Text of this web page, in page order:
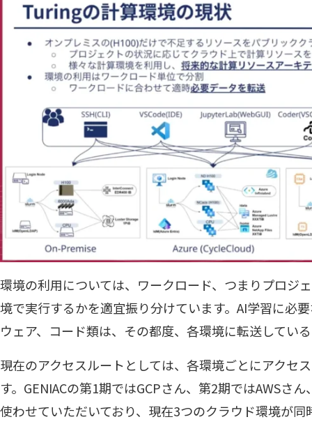
環境の利用については、ワークロード、つまりプロジ
境で実行するかを適宜振り分けています。AI学習に必
ウェア、コード類は、その都度、各環境に転送してい
現在のアクセスルートとしては、各環境ごとにアクセ
す。GENIACの第1期ではGCPさん、第2期ではAWSさ
使わせていただいており、現在3つのクラウド環境が